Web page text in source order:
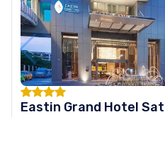
Eastin Grand Hotel